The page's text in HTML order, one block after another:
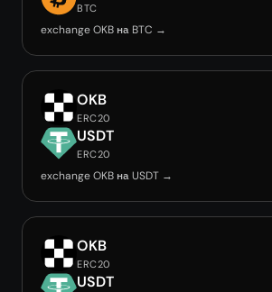
BTC
exchange OKB на BTC →
OKB
ERC20
USDT
ERC20
exchange OKB на USDT →
OKB
ERC20
USDT